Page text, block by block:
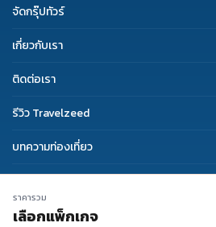
ราคารวม
เลือกแพ็กเกจ
จัดกรุ๊ปทัวร์
เกี่ยวกับเรา
ติดต่อเรา
รีวิว Travelzeed
บทความท่องเที่ยว
Copyright © 2017 Travelzeed. All Rights Reserved.
Terms of Use | Privacy Policy